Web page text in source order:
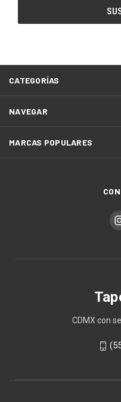
CATEGORÍAS
NAVEGAR
MARCAS POPULARES
CDMX con